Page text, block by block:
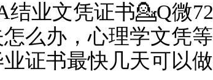
业文凭证书💁Q微
么办，心理学文凭
证书最快几天可以